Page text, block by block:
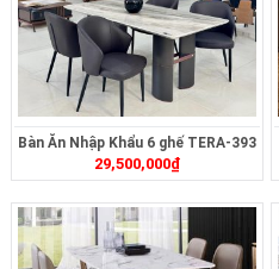
Bàn Ăn Nhập Khẩu 6 ghế TERA-393
29,500,000₫